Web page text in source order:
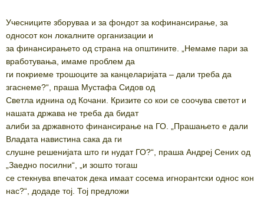
Учесниците зборуваа и за фондот за кофинансирање, за
односот кон локалните организации и
за финансирањето од страна на општините. „Немаме пари за
вработувања, имаме проблем да
ги покриеме трошоците за канцеларијата – дали треба да
згаснеме?“, праша Мустафа Сидов од
Светла иднина од Кочани. Кризите со кои се соочува светот и
нашата држава не треба да бидат
алиби за државното финансирање на ГО. „Прашањето е дали
Владата навистина сака да ги
слушне решенијата што ги нудат ГО?“, праша Андреј Сених од
„Заедно посилни“, „и зошто тогаш
се стекнува впечаток дека имаат сосема игнорантски однос кон
нас?“, додаде тој. Тој предложи